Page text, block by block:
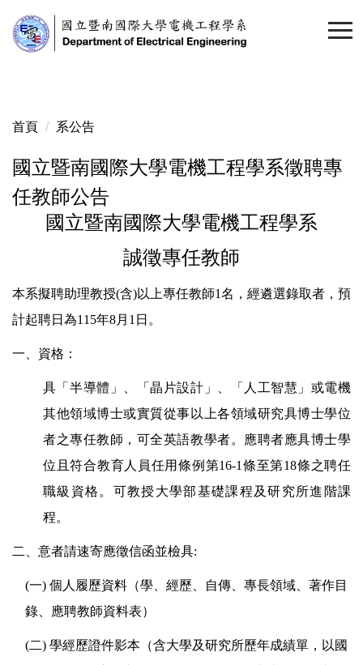
到
主
區
首頁 系公告
國立暨南國際大學電機工程學系徵聘專
任教師公告
國立暨南國際大學電機工程學系
誠徵專任教師
本系擬聘助理教授(含)以上專任教師1名，經遴選錄取者，預
計起聘日為115年8月1日。
一、資格：
具「半導體」、「晶片設計」、「人工智慧」或電機
其他領域博士或實質從事以上各領域研究具博士學位
者之專任教師，可全英語教學者。應聘者應具博士學
位且符合教育人員任用條例第16-1條至第18條之聘任
職級資格。可教授大學部基礎課程及研究所進階課
程。
二、意者請速寄應徵信函並檢具:
(一) 個人履歷資料（學、經歷、自傳、專長領域、著作目
錄、
應聘教師資料表）
(二) 學經歷證件影本（含大學及研究所歷年成績單，以國